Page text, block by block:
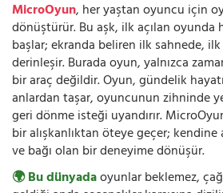
MicroOyun, her yaştan oyuncu için
dönüştürür. Bu aşk, ilk açılan oyunda
başlar; ekranda beliren ilk sahnede,
derinleşir. Burada oyun, yalnızca
bir araç değildir. Oyun, gündelik
anlardan taşar, oyuncunun zihninde
geri dönme isteği uyandırır.
bir alışkanlıktan öteye geçer;
ve bağı olan bir deneyime dönüşür.
🌍 Bu dünyadaoyunlar beklemez,